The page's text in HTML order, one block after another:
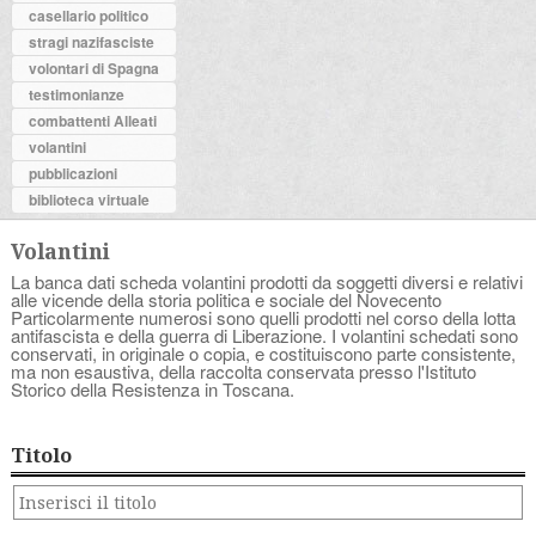
casellario politico
stragi nazifasciste
volontari di Spagna
testimonianze
combattenti Alleati
volantini
pubblicazioni
biblioteca virtuale
Volantini
La banca dati scheda volantini prodotti da soggetti diversi e relativi
alle vicende della storia politica e sociale del Novecento
Particolarmente numerosi sono quelli prodotti nel corso della lotta
antifascista e della guerra di Liberazione. I volantini schedati sono
conservati, in originale o copia, e costituiscono parte consistente,
ma non esaustiva, della raccolta conservata presso l'Istituto
Storico della Resistenza in Toscana.
Titolo